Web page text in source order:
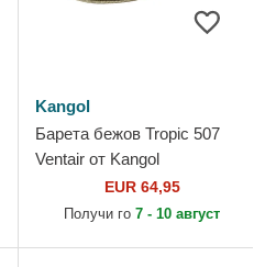
Kangol
Барета бежов Tropic 507
Ventair от Kangol
EUR 64,95
Получи го 7 - 10 август